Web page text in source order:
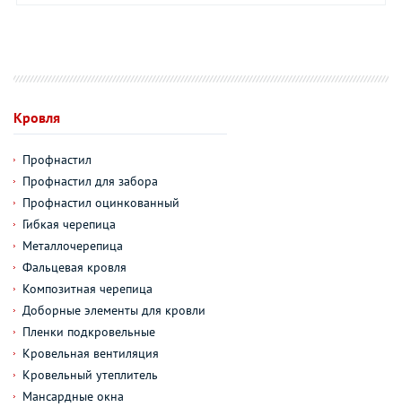
Кровля
Профнастил
Профнастил для забора
Профнастил оцинкованный
Гибкая черепица
Металлочерепица
Фальцевая кровля
Композитная черепица
Доборные элементы для кровли
Пленки подкровельные
Кровельная вентиляция
Кровельный утеплитель
Мансардные окна